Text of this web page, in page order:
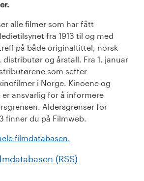
alle filmer som har fått
fra 1913 til og med
på både originaltittel, norsk
og årstall. Fra 1. januar
som setter
i Norge. Kinoene og
ansvarlig for å informere
Aldersgrenser for
finner du på Filmweb.
filmdatabasen.
(RSS)